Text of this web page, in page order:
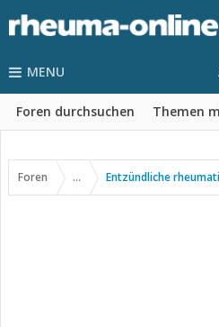
MENU
Foren durchsuchen Themen
Foren ... Entzündliche